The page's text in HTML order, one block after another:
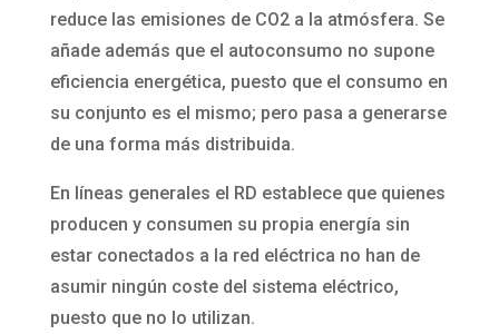
reduce las emisiones de CO2 a la atmósfera. Se
añade además que el autoconsumo no supone
eficiencia energética, puesto que el consumo en
su conjunto es el mismo; pero pasa a generarse
de una forma más distribuida.
En líneas generales el RD establece que quienes
producen y consumen su propia energía sin
estar conectados a la red eléctrica no han de
asumir ningún coste del sistema eléctrico,
puesto que no lo utilizan.